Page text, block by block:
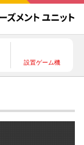
設置ゲーム機